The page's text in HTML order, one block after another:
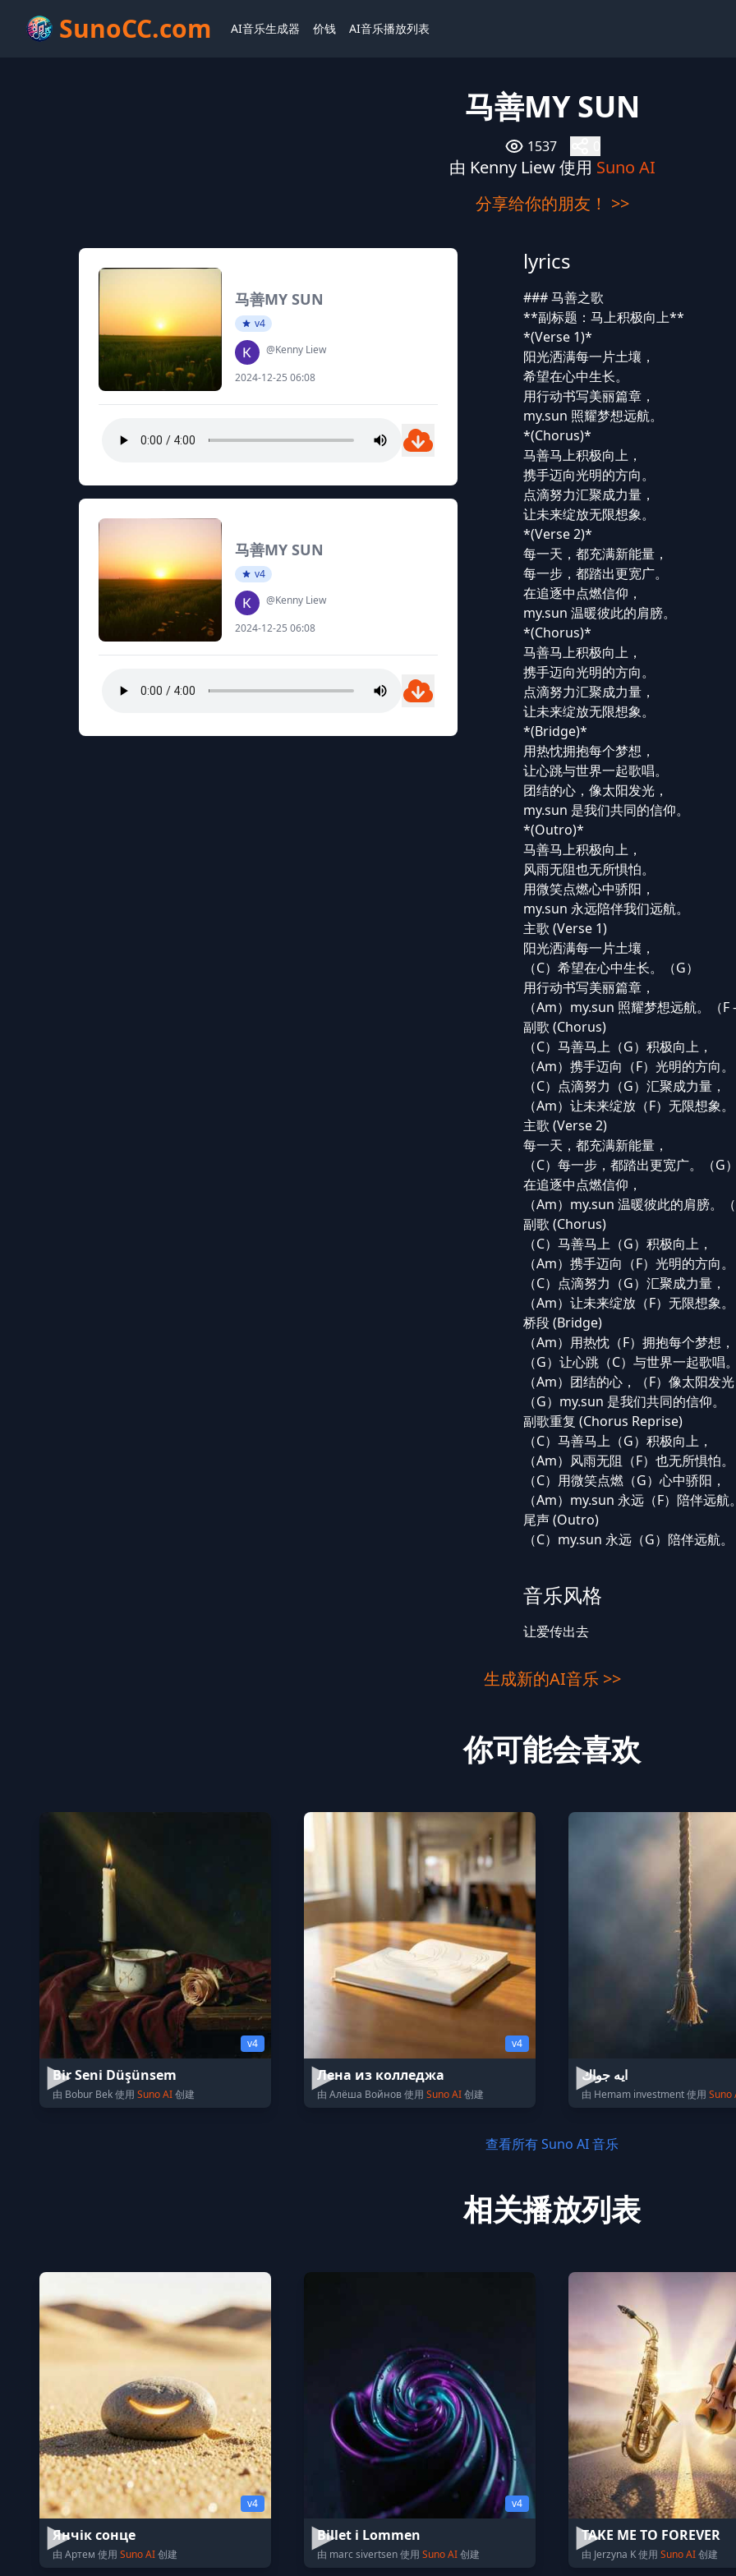
SunoCC.com AI音乐生成器 价钱 AI音乐播放列表
马善MY SUN
1537
由 Kenny Liew 使用 Suno AI
分享给你的朋友！ >>
马善MY SUN
v4
@Kenny Liew
2024-12-25 06:08
马善MY SUN
v4
@Kenny Liew
2024-12-25 06:08
lyrics
### 马善之歌
**副标题：马上积极向上**
*(Verse 1)*
阳光洒满每一片土壤，
希望在心中生长。
用行动书写美丽篇章，
my.sun 照耀梦想远航。
*(Chorus)*
马善马上积极向上，
携手迈向光明的方向。
点滴努力汇聚成力量，
让未来绽放无限想象。
*(Verse 2)*
每一天，都充满新能量，
每一步，都踏出更宽广。
在追逐中点燃信仰，
my.sun 温暖彼此的肩膀。
*(Chorus)*
马善马上积极向上，
携手迈向光明的方向。
点滴努力汇聚成力量，
让未来绽放无限想象。
*(Bridge)*
用热忱拥抱每个梦想，
让心跳与世界一起歌唱。
团结的心，像太阳发光，
my.sun 是我们共同的信仰。
*(Outro)*
马善马上积极向上，
风雨无阻也无所惧怕。
用微笑点燃心中骄阳，
my.sun 永远陪伴我们远航。
主歌 (Verse 1)
阳光洒满每一片土壤，
（C）希望在心中生长。（G）
用行动书写美丽篇章，
（Am）my.sun 照耀梦想远航。（F
副歌 (Chorus)
（C）马善马上（G）积极向上，
（Am）携手迈向（F）光明的方向。
（C）点滴努力（G）汇聚成力量，
（Am）让未来绽放（F）无限想象。
主歌 (Verse 2)
每一天，都充满新能量，
（C）每一步，都踏出更宽广。（G
在追逐中点燃信仰，
（Am）my.sun 温暖彼此的肩膀。
副歌 (Chorus)
（C）马善马上（G）积极向上，
（Am）携手迈向（F）光明的方向。
（C）点滴努力（G）汇聚成力量，
（Am）让未来绽放（F）无限想象。
桥段 (Bridge)
（Am）用热忱（F）拥抱每个梦想，
（G）让心跳（C）与世界一起歌唱
（Am）团结的心，（F）像太阳发
（G）my.sun 是我们共同的信仰。
副歌重复 (Chorus Reprise)
（C）马善马上（G）积极向上，
（Am）风雨无阻（F）也无所惧怕。
（C）用微笑点燃（G）心中骄阳，
（Am）my.sun 永远（F）陪伴远航
尾声 (Outro)
（C）my.sun 永远（G）陪伴远航。
音乐风格
让爱传出去
生成新的AI音乐 >>
你可能会喜欢
v4
Bir Seni Düşünsem
由 Bobur Bek 使用 Suno AI创建
v4
Лена из колледжа
由 Алёша Войнов 使用 Suno AI创建
ايه جواك
由 Hemam investment 使用 Suno
查看所有 Suno AI 音乐
相关播放列表
v4
Янчік сонце
由 Артем 使用 Suno AI创建
v4
Billet i Lommen
由 marc sivertsen 使用 Suno AI创建
TAKE ME TO FOREVER
由 Jerzyna K 使用 Suno AI创建